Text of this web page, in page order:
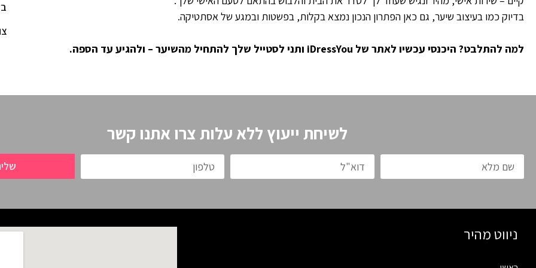
בדיוק כמו בעיצוב שיער, גם כאן הפתרון הנכון נמצא בקלות, בפשטות ובמגע של אסתטיקה.
למה להתלבט? היכנסי עכשיו לאתר של iDressYou ותני לסטייל שלך להתחיל מהשיער – ולהגיע עד הספה.
לשיחת ייעוץ ללא עלות צרו אתנו קשר
ניווט מהיר